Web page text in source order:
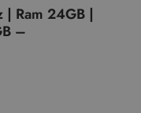
Ram 24GB |
–